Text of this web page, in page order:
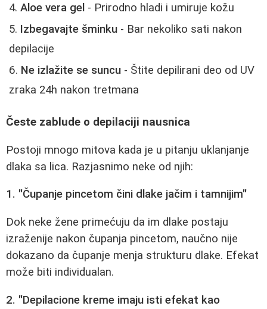
Aloe vera gel - Prirodno hladi i umiruje kožu
Izbegavajte šminku - Bar nekoliko sati nakon
depilacije
Ne izlažite se suncu - Štite depilirani deo od UV
zraka 24h nakon tretmana
Česte zablude o depilaciji nausnica
Postoji mnogo mitova kada je u pitanju uklanjanje
dlaka sa lica. Razjasnimo neke od njih:
1. "Čupanje pincetom čini dlake jačim i tamnijim"
Dok neke žene primećuju da im dlake postaju
izraženije nakon čupanja pincetom, naučno nije
dokazano da čupanje menja strukturu dlake. Efekat
može biti individualan.
2. "Depilacione kreme imaju isti efekat kao